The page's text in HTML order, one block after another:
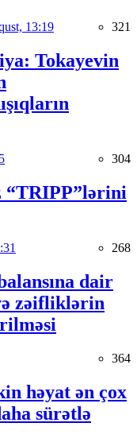
13:19 321
Tokayevin
304
“TRIPP”lərini
268
dair
zəifliklərin
364
həyat ən çox
sürətlə